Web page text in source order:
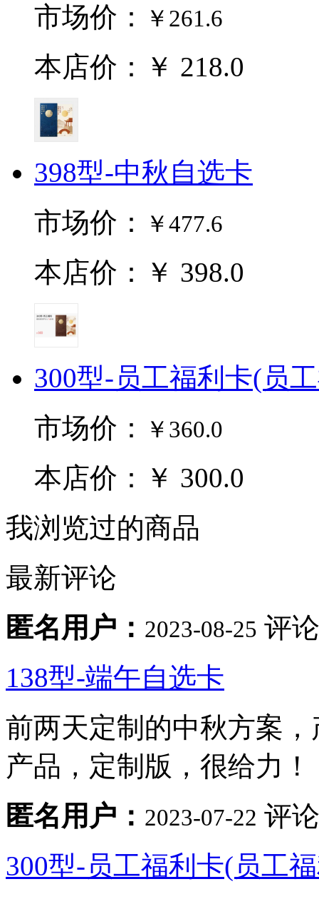
市场价：
￥261.6
本店价：￥ 218.0
398型-中秋自选卡
市场价：
￥477.6
本店价：￥ 398.0
300型-员工福利卡(员
市场价：
￥360.0
本店价：￥ 300.0
我浏览过的商品
最新评论
匿名用户： 2023-08-25 评
138型-端午自选卡
前两天定制的中秋方案
产品，定制版，很给力！
匿名用户： 2023-07-22 评
300型-员工福利卡(员工